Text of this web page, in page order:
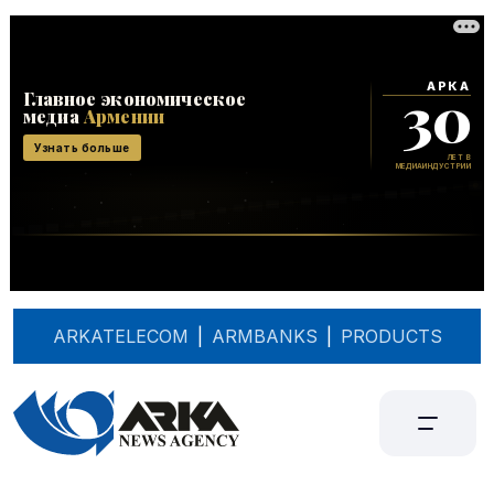
ARKATELECOM ARMBANKS PRODUCTS